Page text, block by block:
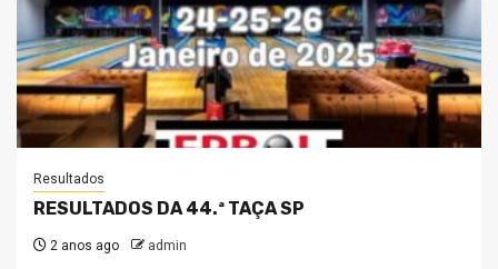
Resultados
RESULTADOS DA 44.ª TAÇA SP
2 anos ago admin